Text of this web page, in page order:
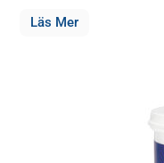
Läs Mer